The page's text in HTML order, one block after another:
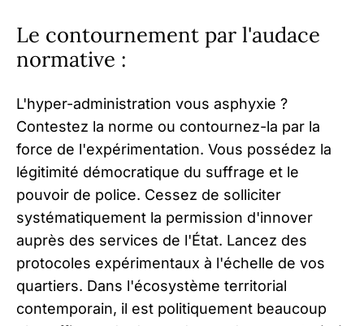
Le contournement par l'audace
normative :
L'hyper-administration vous asphyxie ?
Contestez la norme ou contournez-la par la
force de l'expérimentation. Vous possédez la
légitimité démocratique du suffrage et le
pouvoir de police. Cessez de solliciter
systématiquement la permission d'innover
auprès des services de l'État. Lancez des
protocoles expérimentaux à l'échelle de vos
quartiers. Dans l'écosystème territorial
contemporain, il est politiquement beaucoup